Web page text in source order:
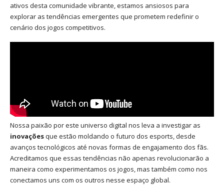
ativos desta comunidade vibrante, estamos ansiosos para
explorar as tendências emergentes que prometem redefinir o
cenário dos jogos competitivos.
Nossa paixão por este universo digital nos leva a investigar as
inovaçõesque estão moldando o futuro dos esports, desde
avanços tecnológicos até novas formas de engajamento dos fãs.
Acreditamos que essas tendências não apenas revolucionarão a
maneira como experimentamos os jogos, mas também como nos
conectamos uns com os outros nesse espaço global.